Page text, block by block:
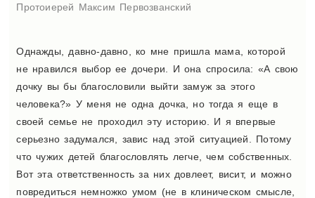
Протоиерей Максим Первозванский
Однажды, давно-давно, ко мне пришла мама, которой
не нравился выбор ее дочери. И она спросила: «А свою
дочку вы бы благословили выйти замуж за этого
человека?» У меня не одна дочка, но тогда я еще в
своей семье не проходил эту историю. И я впервые
серьезно задумался, завис над этой ситуацией. Потому
что чужих детей благословлять легче, чем собственных.
Вот эта ответственность за них довлеет, висит, и можно
повредиться немножко умом (не в клиническом смысле,